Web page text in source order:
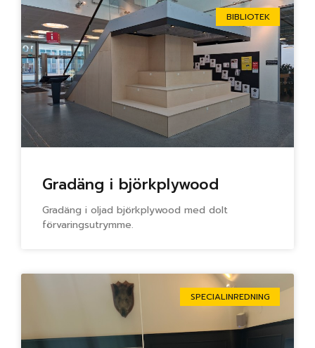
BIBLIOTEK
Gradäng i björkplywood
Gradäng i oljad björkplywood med dolt
förvaringsutrymme.
SPECIALINREDNING